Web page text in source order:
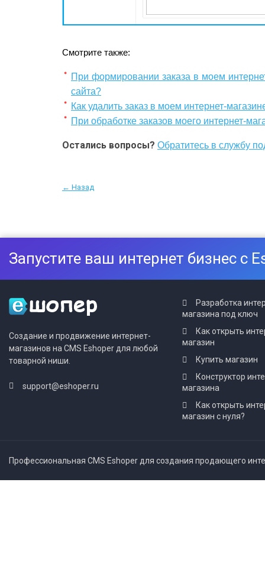
Смотрите также:
При формировании заказа в моем
сайта?
Как удалить заказ в моем интернет-
При обработке заказов моего интернет-
Остались вопросы? Обратитесь в службу
← Назад
Запустите ваш интернет бизнес с
Создание и продвижение интернет-
магазинов на CMS Eshoper для любой
товарной ниши.
support@eshoper.ru
Разработка
магазина под ключ
Как открыть
магазин
Купить магазин
Конструктор
магазина
Как открыть
магазин с нуля?
Профессиональная CMS Eshoper для создания продающего